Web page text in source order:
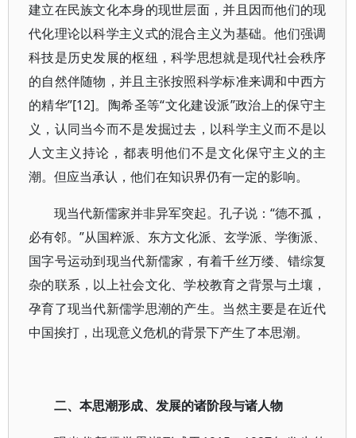
建立在民族文化本身的现世层面，并且因而他们的现
代化理论以科学主义式的混合主义为基础。他们强调
科技是历史发展的枢纽，科学思想就是现代社会秩序
的自然伴随物，并且主张按照科学标准来调和中西方
的精华”[12]。陶希圣等“文化建设派”政治上的保守主
义，认同当今而不是发掘过去，以科学主义而不是以
人文主义持论，都表明他们不是文化保守主义的主
潮。但应当承认，他们在知识界仍有一定的影响。
现当代新儒家并非异军突起。孔子说：“德不孤，
必有邻。”从国粹派、东方文化派、玄学派、学衡派、
国字号运动到现当代新儒家，有着千丝万缕、错综复
杂的联系，以上社会文化、学校教育之背景与土壤，
孕育了现当代新儒学思潮的产生。当然主要是在近代
中国挨打，出现意义危机的背景下产生了本思潮。
二、本思潮形成、发展的诸阶段与诸人物